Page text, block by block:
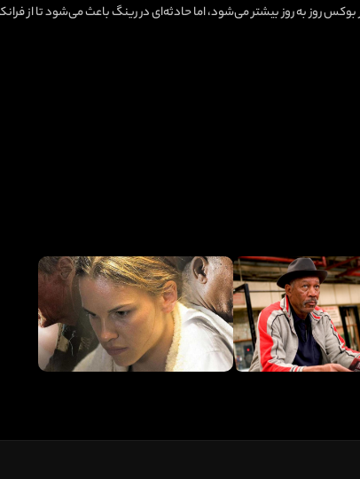
روز به روز بیشتر می‌شود، اما حادثه‌ای در رینگ باعث می‌شود تا از